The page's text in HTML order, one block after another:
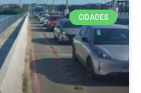
CIDADES